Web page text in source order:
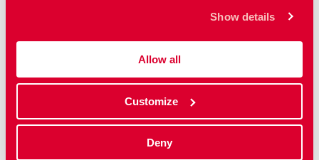
Show details
Allow all
Customize
Deny
แสดงภาพยนตร์ทั้งหมด
เรียนรู้เพิ่มเติม